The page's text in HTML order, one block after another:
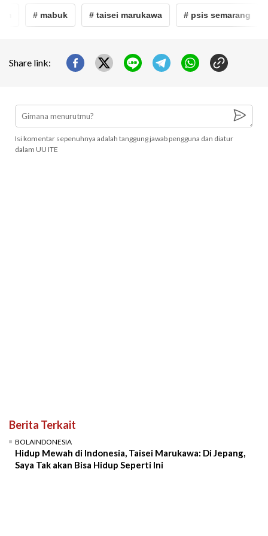
# mabuk # taisei marukawa # psis semarang
Share link:
Isi komentar sepenuhnya adalah tanggung jawab pengguna dan diatur
dalam UU ITE
Berita Terkait
BOLAINDONESIA
Hidup Mewah di Indonesia, Taisei Marukawa: Di Jepang,
Saya Tak akan Bisa Hidup Seperti Ini